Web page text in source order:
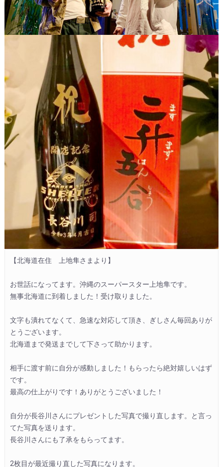
【北海道在住　上地隼さまより】
お世話になってます。沖縄のスーパースター上地隼です。
無事北海道に到着しました！受け取りました。
文字も潰れてなくて、急速な対応して頂き、ぎしさん毎回ありが
とうございます。
北海道まで発送までして下さって助かります。
相手に渡す前に自分が感動しました！もらったら絶対嬉しいはず
です。
最高の仕上がりです！ありがとうございました！
自分が長谷川さんにプレゼントした写真で撮り直します。と言っ
てた写真を送ります。
長谷川さんにも了承をもらってます。
2枚目が最近撮り直した写真になります。